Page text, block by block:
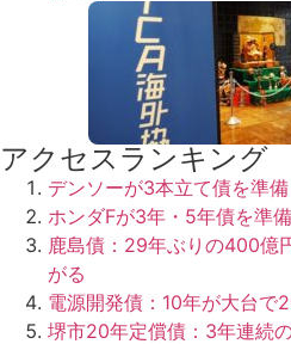
アクセスランキング
デンソーが3本立て債を準備
ホンダFが3年・5年債を準備
鹿島債：29年ぶりの400億
がる
電源開発債：10年が大台で
堺市20年定償債：3年連続